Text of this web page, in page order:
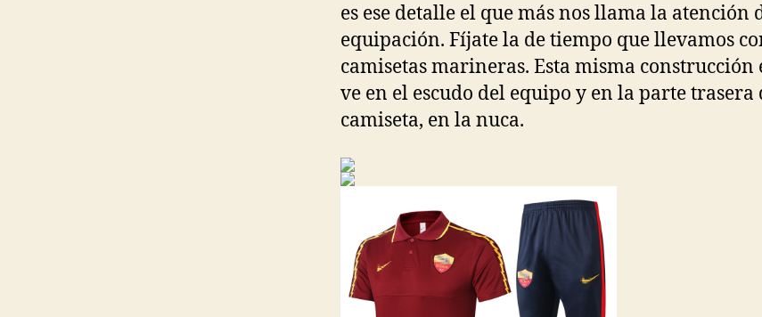
es ese detalle el que más nos llama la atención
equipación. Fíjate la de tiempo que llevamos
camisetas marineras. Esta misma construcción
ve en el escudo del equipo y en la parte trasera
camiseta, en la nuca.